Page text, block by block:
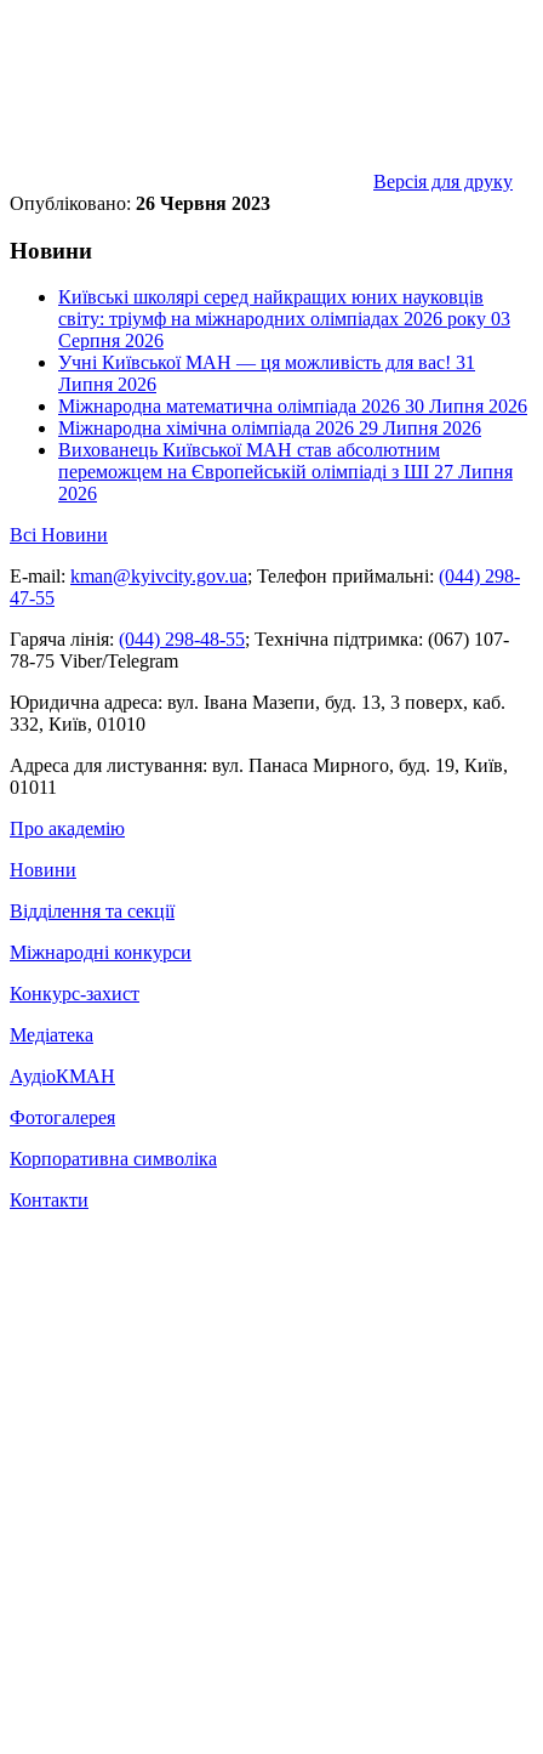
Версія для друку
Опубліковано: 26 Червня 2023
Новини
Київські школярі серед найкращих юних науковців
світу: тріумф на міжнародних олімпіадах 2026 року 03
Серпня 2026
Учні Київської МАН — ця можливість для вас! 31
Липня 2026
Міжнародна математична олімпіада 2026 30 Липня 2026
Міжнародна хімічна олімпіада 2026 29 Липня 2026
Вихованець Київської МАН став абсолютним
переможцем на Європейській олімпіаді з ШІ 27 Липня
2026
Всі Новини
E-mail: kman@kyivcity.gov.ua; Телефон приймальні: (044) 298-
47-55
Гаряча лінія: (044) 298-48-55; Технічна підтримка: (067) 107-
78-75 Viber/Telegram
Юридична адреса: вул. Івана Мазепи, буд. 13, 3 поверх, каб.
332, Київ, 01010
Адреса для листування: вул. Панаса Мирного, буд. 19, Київ,
01011
Про академію
Новини
Відділення та секції
Міжнародні конкурси
Конкурс-захист
Медіатека
АудіоКМАН
Фотогалерея
Корпоративна символіка
Контакти